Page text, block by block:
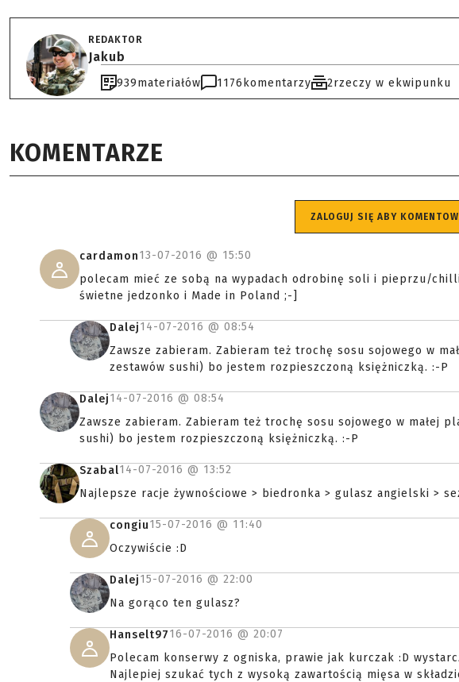
REDAKTOR
Jakub
939materiałów 1176 komentarzy 2rzeczy w ekwipunku
KOMENTARZE
ZALOGUJ SIĘ ABY
cardamon13-07-2016 @ 15:50
polecam mieć ze sobą na wypadach odrobinę soli i pieprzu/
świetne jedzonko i Made in Poland ;-]
Dalej14-07-2016 @ 08:54
Zawsze zabieram. Zabieram też trochę sosu sojowego w
zestawów sushi) bo jestem rozpieszczoną księżniczką. :-P
Dalej14-07-2016 @ 08:54
Zawsze zabieram. Zabieram też trochę sosu sojowego w małej
sushi) bo jestem rozpieszczoną księżniczką. :-P
Szabal14-07-2016 @ 13:52
Najlepsze racje żywnościowe > biedronka > gulasz angielski >
congiu15-07-2016 @ 11:40
Oczywiście :D
Dalej15-07-2016 @ 22:00
Na gorąco ten gulasz?
Hanselt9716-07-2016 @ 20:07
Polecam konserwy z ogniska, prawie jak kurczak :D
Najlepiej szukać tych z wysoką zawartością mięsa w